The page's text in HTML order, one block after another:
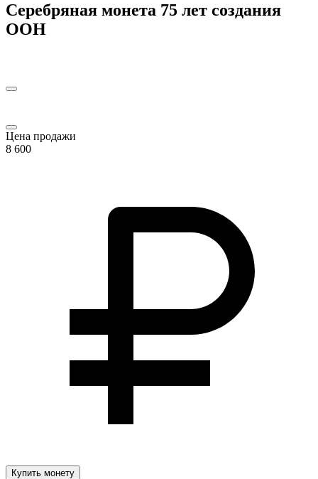
Серебряная монета 75 лет создания
ООН
Цена продажи
8 600
Купить монету